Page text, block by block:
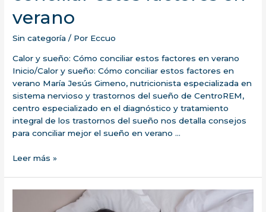
verano
Sin categoría / Por Eccuo
Calor y sueño: Cómo conciliar estos factores en verano
Inicio/Calor y sueño: Cómo conciliar estos factores en
verano María Jesús Gimeno, nutricionista especializada en
sistema nervioso y trastornos del sueño de CentroREM,
centro especializado en el diagnóstico y tratamiento
integral de los trastornos del sueño nos detalla consejos
para conciliar mejor el sueño en verano …
Calor
Leer más »